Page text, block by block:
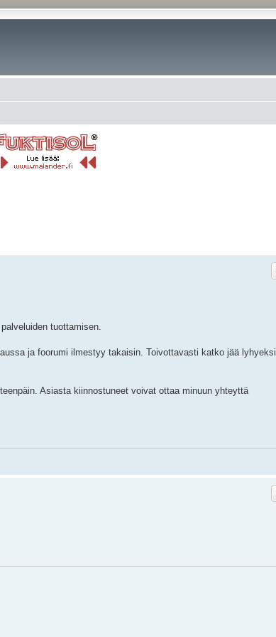
tuottamisen.
ja foorumi ilmestyy takaisin. Toivottavasti katko jää lyhyeksi.
Asiasta kiinnostuneet voivat ottaa minuun yhteyttä